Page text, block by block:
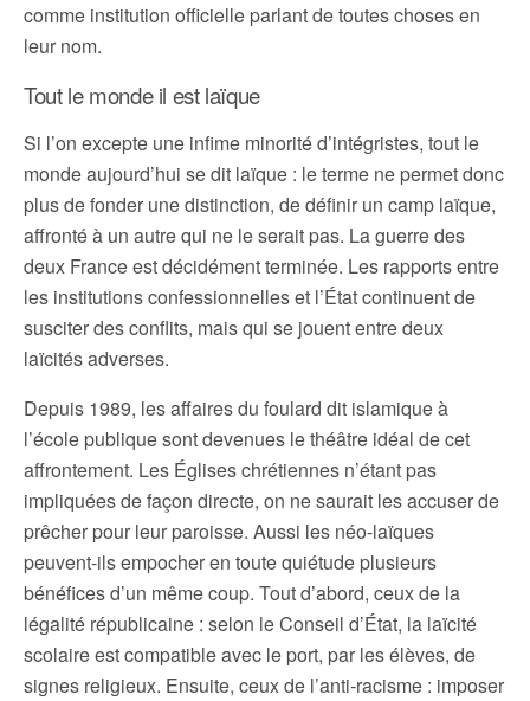
comme institution officielle parlant de toutes choses en
leur nom.
Tout le monde il est laïque
Si l’on excepte une infime minorité d’intégristes, tout le
monde aujourd’hui se dit laïque : le terme ne permet donc
plus de fonder une distinction, de définir un camp laïque,
affronté à un autre qui ne le serait pas. La guerre des
deux France est décidément terminée. Les rapports entre
les institutions confessionnelles et l’État continuent de
susciter des conflits, mais qui se jouent entre deux
laïcités adverses.
Depuis 1989, les affaires du foulard dit islamique à
l’école publique sont devenues le théâtre idéal de cet
affrontement. Les Églises chrétiennes n’étant pas
impliquées de façon directe, on ne saurait les accuser de
prêcher pour leur paroisse. Aussi les néo-laïques
peuvent-ils empocher en toute quiétude plusieurs
bénéfices d’un même coup. Tout d’abord, ceux de la
légalité républicaine : selon le Conseil d’État, la laïcité
scolaire est compatible avec le port, par les élèves, de
signes religieux. Ensuite, ceux de l’anti-racisme : imposer